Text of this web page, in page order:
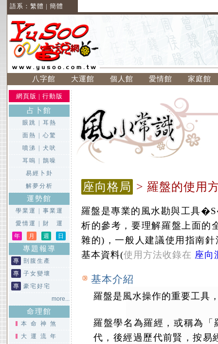
語系： 繁體 | 簡體
八字館 大運館 個人館 愛情館 家庭館
網頁版 | 行動版
占卜館
眼跳
耳熱
面熱
心驚
噴涕
犬吠
耳嗚
鵲噪
易經卜卦
解夢分析
運勢館
學業運
事業運
愛情運
財 運
年
月 週 日
專題報導
專
剖腹生產
專
子女變壞
專
豪宅好宅
more...
命理館
本命神煞
大運流年
座向格局 > 羅盤的使用
羅盤是專業的風水勘與工具
析的參考，要理解羅盤上面的
雜的)，一般人建議使用指南
基本資料(使用方法收錄在 座向
基本介紹
羅盤是風水操作的重要工具
羅盤學名為羅經，或稱為
代，後經過歷代前賢，按易